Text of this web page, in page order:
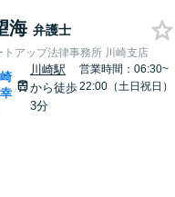
海 弁護士
トアップ法律事務所 川崎支店
川崎駅
から徒歩
3分
営業時間：06:30~
22:00（土日祝日）